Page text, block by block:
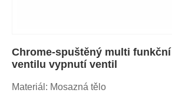
Chrome-spuštěný multi funkční
ventilu vypnutí ventil
Materiál: Mosazná tělo